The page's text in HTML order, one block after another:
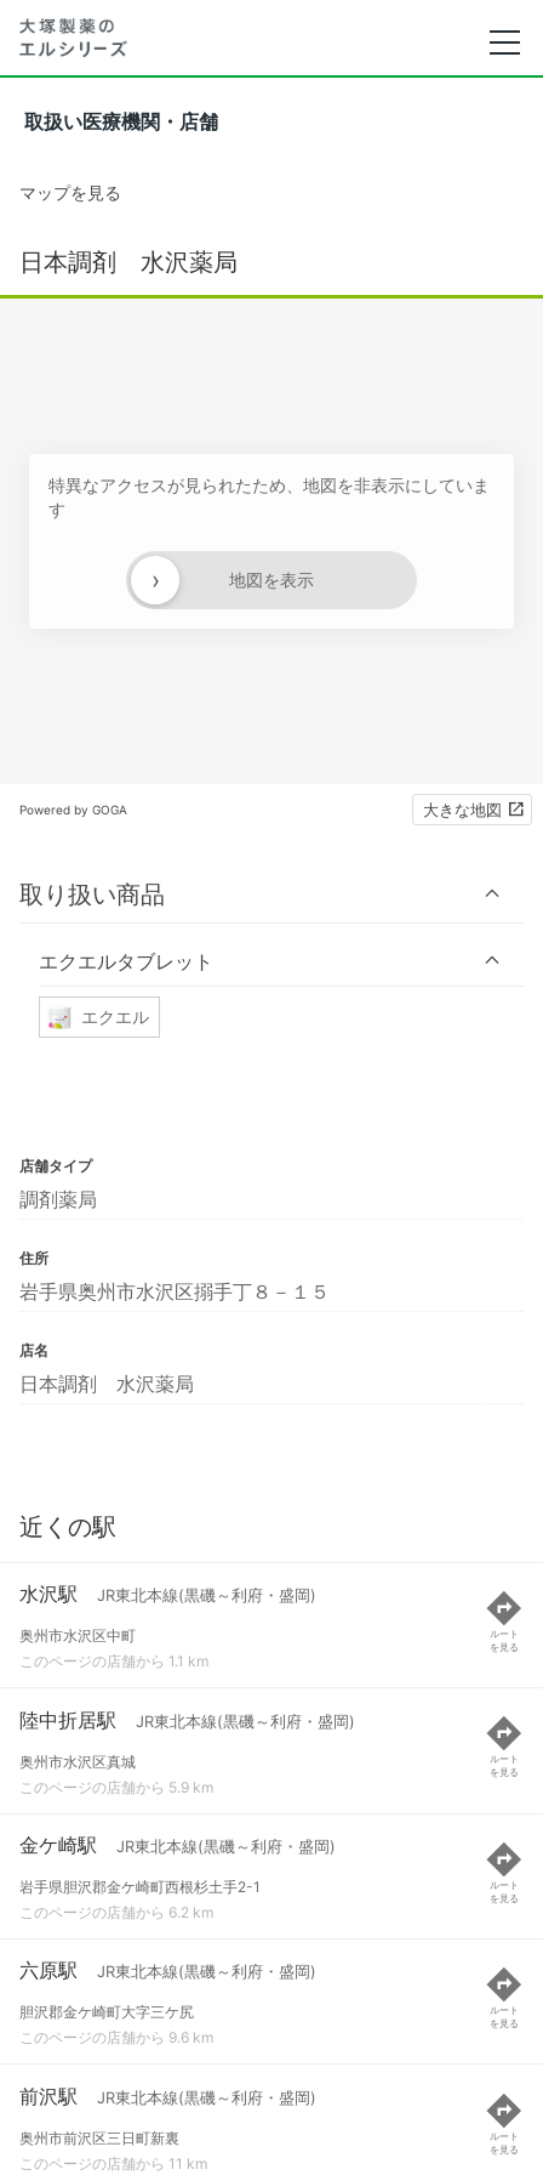
取扱い医療機関・店舗
マップを見る
日本調剤 水沢薬局
特異なアクセスが見られたため、地図を非表示にしていま
す
地図を表示
›
Powered by GOGA 大きな地図
取り扱い商品
エクエルタブレット
エクエル
店舗タイプ
調剤薬局
住所
岩手県奥州市水沢区搦手丁８－１５
店名
日本調剤 水沢薬局
近くの駅
水沢駅 JR東北本線(黒磯～利府・盛岡)
奥州市水沢区中町
このページの店舗から 1.1 km
ルート
を見る
陸中折居駅 JR東北本線(黒磯～利府・盛岡)
奥州市水沢区真城
このページの店舗から 5.9 km
ルート
を見る
金ケ崎駅 JR東北本線(黒磯～利府・盛岡)
岩手県胆沢郡金ケ崎町西根杉土手2-1
このページの店舗から 6.2 km
ルート
を見る
六原駅 JR東北本線(黒磯～利府・盛岡)
胆沢郡金ケ崎町大字三ケ尻
このページの店舗から 9.6 km
ルート
を見る
前沢駅 JR東北本線(黒磯～利府・盛岡)
奥州市前沢区三日町新裏
このページの店舗から 11 km
ルート
を見る